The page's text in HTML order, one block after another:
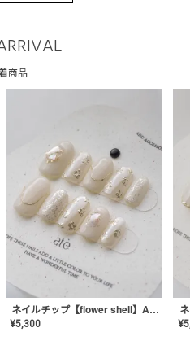
商品
ネイルチップ【flower shell】AE-CONA-03
¥5,300 ¥